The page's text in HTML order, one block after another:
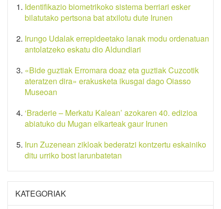
Identifikazio biometrikoko sistema berriari esker
bilatutako pertsona bat atxilotu dute Irunen
Irungo Udalak errepideetako lanak modu ordenatuan
antolatzeko eskatu dio Aldundiari
«Bide guztiak Erromara doaz eta guztiak Cuzcotik
ateratzen dira» erakusketa ikusgai dago Oiasso
Museoan
‘Braderie – Merkatu Kalean’ azokaren 40. edizioa
abiatuko du Mugan elkarteak gaur Irunen
Irun Zuzenean zikloak bederatzi kontzertu eskainiko
ditu urriko bost larunbatetan
KATEGORIAK